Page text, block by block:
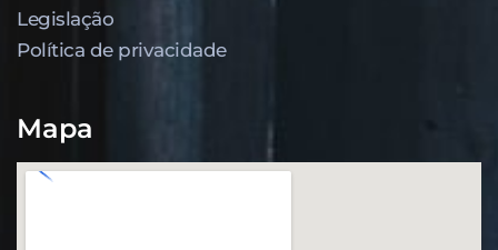
Legislação
Política de privacidade
Mapa